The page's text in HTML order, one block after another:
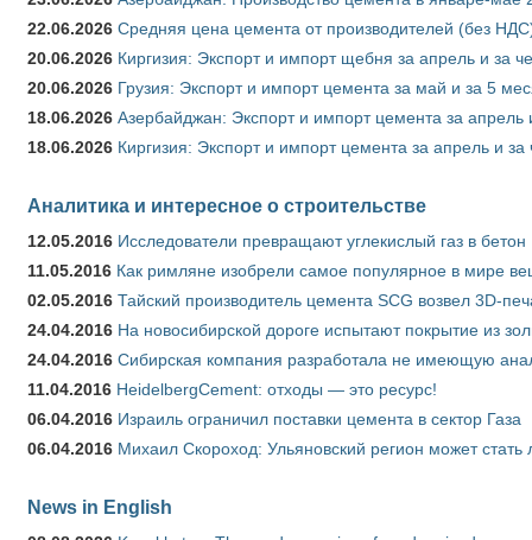
22.06.2026 Средняя цена цемента от производителей (без
20.06.2026 Киргизия: Экспорт и импорт щебня за апрель и за
20.06.2026 Грузия: Экспорт и импорт цемента за май и за 5
18.06.2026 Азербайджан: Экспорт и импорт цемента за
18.06.2026 Киргизия: Экспорт и импорт цемента за апрель и
Аналитика и интересное о строительстве
12.05.2016 Исследователи превращают углекислый газ в бетон
11.05.2016 Как римляне изобрели самое популярное в мире
02.05.2016 Тайский производитель цемента SCG возвел 3D-
24.04.2016 На новосибирской дороге испытают покрытие из
24.04.2016 Сибирская компания разработала не имеющую
11.04.2016 HeidelbergCement: отходы — это ресурс!
06.04.2016 Израиль ограничил поставки цемента в сектор Газа
06.04.2016 Михаил Скороход: Ульяновский регион может
News in English